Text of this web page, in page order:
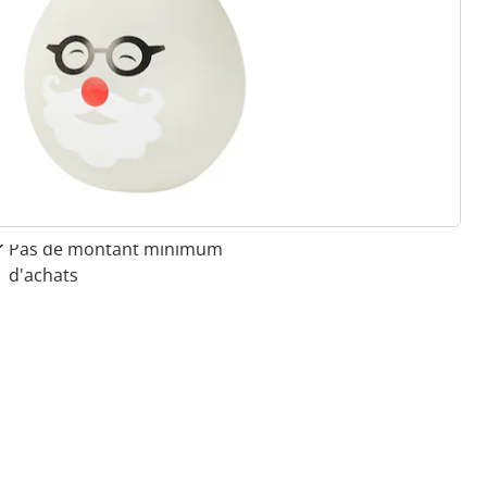
de choisir
& Confort”
Paiement sur facture sans
Retour gratuit
Pas de montant minimum
d'achats